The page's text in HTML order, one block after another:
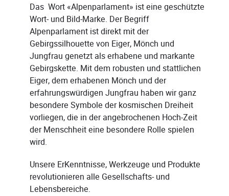
Das Wort «Alpenparlament» ist eine geschützte
Wort- und Bild-Marke. Der Begriff
Alpenparlament ist direkt mit der
Gebirgssilhouette von Eiger, Mönch und
Jungfrau genetzt als erhabene und markante
Gebirgskette. Mit dem robusten und stattlichen
Eiger, dem erhabenen Mönch und der
erfahrungswürdigen Jungfrau haben wir ganz
besondere Symbole der kosmischen Dreiheit
vorliegen, die in der angebrochenen Hoch-Zeit
der Menschheit eine besondere Rolle spielen
wird.
Unsere ErKenntnisse, Werkzeuge und Produkte
revolutionieren alle Gesellschafts- und
Lebensbereiche.